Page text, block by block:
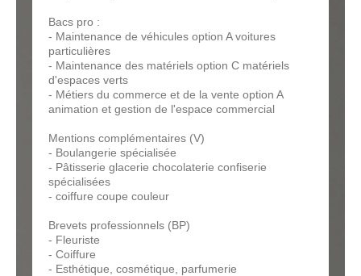
Bacs pro :
- Maintenance de véhicules option A voitures
particulières
- Maintenance des matériels option C matériels
d'espaces verts
- Métiers du commerce et de la vente option A
animation et gestion de l'espace commercial
Mentions complémentaires (V)
- Boulangerie spécialisée
- Pâtisserie glacerie chocolaterie confiserie
spécialisées
- coiffure coupe couleur
Brevets professionnels (BP)
- Fleuriste
- Coiffure
- Esthétique, cosmétique, parfumerie